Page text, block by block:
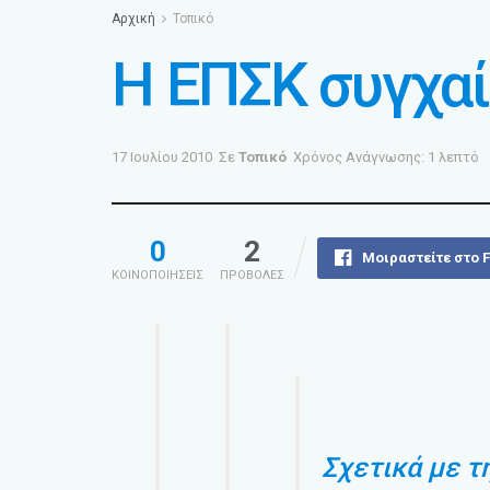
Αρχική Τοπικό
Η ΕΠΣΚ
17 Ιουλίου 2010 Σε Τοπικό Χρόνος Ανάγνωσης: 1 λεπτό
0
ΚΟΙΝΟΠΟΙΗΣΕΙΣ
2
ΠΡΟΒΟΛΕΣ
Μοιραστείτε στο
Σχετικά με